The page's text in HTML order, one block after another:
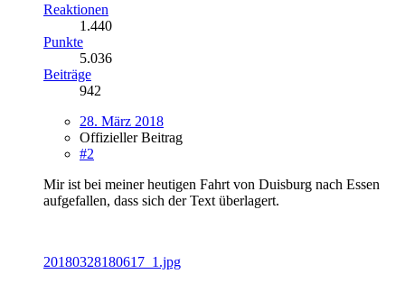
Reaktionen
1.440
Punkte
5.036
Beiträge
942
28. März 2018
Offizieller Beitrag
#2
Mir ist bei meiner heutigen Fahrt von Duisburg nach Essen
aufgefallen, dass sich der Text überlagert.
20180328180617_1.jpg